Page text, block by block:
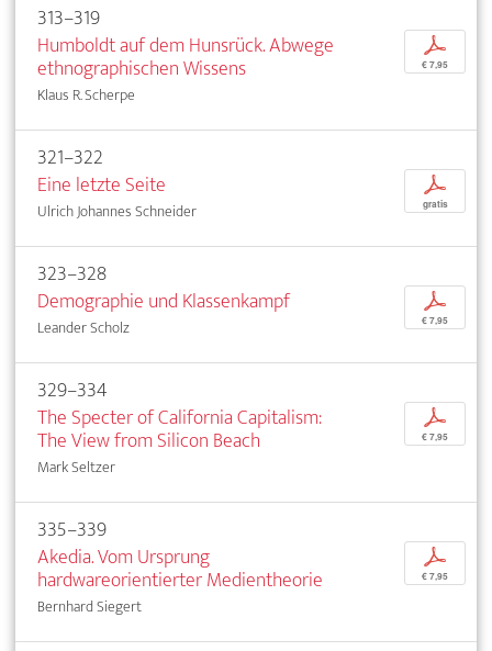
313–319
Humboldt auf dem Hunsrück. Abwege
ethnographischen Wissens
Klaus R. Scherpe
p
€ 7,95
321–322
Eine letzte Seite
Ulrich Johannes Schneider
p
gratis
323–328
Demographie und Klassenkampf
Leander Scholz
p
€ 7,95
329–334
The Specter of California Capitalism:
The View from Silicon Beach
Mark Seltzer
p
€ 7,95
335–339
Akedia. Vom Ursprung
hardwareorientierter Medientheorie
Bernhard Siegert
p
€ 7,95